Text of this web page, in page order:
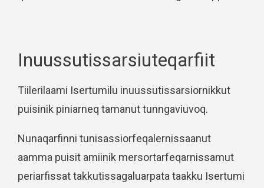
Inuussutissarsiuteqarfiit
Tiilerilaami Isertumilu inuussutissarsiornikkut
puisinik piniarneq tamanut tunngaviuvoq.
Nunaqarfinni tunisassiorfeqalernissaanut
aamma puisit amiinik mersortarfeqarnissamut
periarfissat takkutissagaluarpata taakku Isertumi